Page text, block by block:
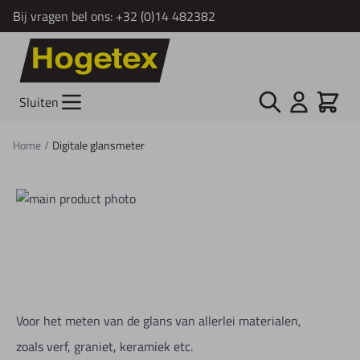
Bij vragen bel ons: +32 (0)14 482382
Ga naar de inhoud
Sluiten Zoek Cart
Home/ Digitale glansmeter
Voor het meten van de glans van allerlei materialen,
zoals verf, graniet, keramiek etc.